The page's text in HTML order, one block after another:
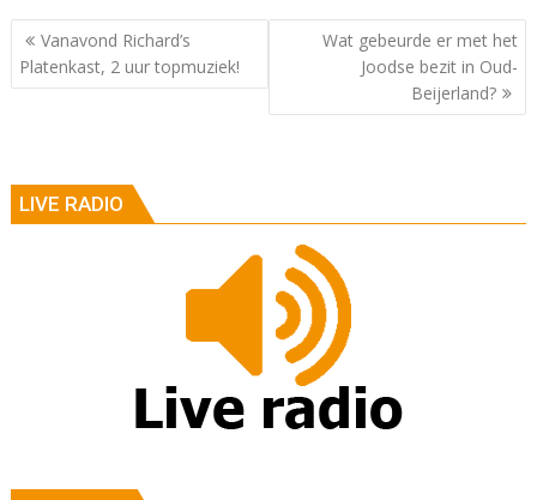
Berichtnavigatie
Vanavond Richard’s
Platenkast, 2 uur topmuziek!
Wat gebeurde er met het
Joodse bezit in Oud-
Beijerland?
LIVE RADIO